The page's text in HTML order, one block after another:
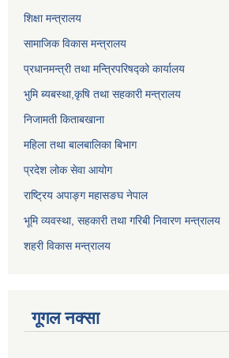
शिक्षा मन्त्रालय
सामाजिक विकास मन्त्रालय
प्रधानमन्त्री तथा मन्त्रिपरिषद्को कार्यालय
भुमि ब्यबस्था,कृषि तथा सहकारी मन्त्रालय
निजामती किताबखाना
महिला तथा बालबालिका बिभाग
प्रदेश लोक सेवा आयोग
राष्ट्रिय अपाङ्ग महासङघ नेपाल
भूमि व्यवस्था, सहकारी तथा गरिबी निवारण मन्त्रालय
शहरी विकास मन्त्रालय
गूगल नक्सा